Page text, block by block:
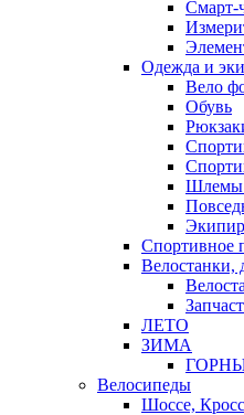
Смарт-
Одежда и
Вело
Обувь
Шлемы
Спортивное
Велостанки,
ЛЕТО
ЗИМА
Велосипеды
Шоссе,